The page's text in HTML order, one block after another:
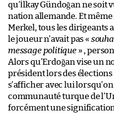
qu’İlkay Gündoğan ne soit
nation allemande. Et même
Merkel, tous les dirigeants
le joueur n’avait pas «
message politique» ,
Alors qu’Erdoğan vise un
président lors des
s’afficher avec lui
communauté turque de
forcément une